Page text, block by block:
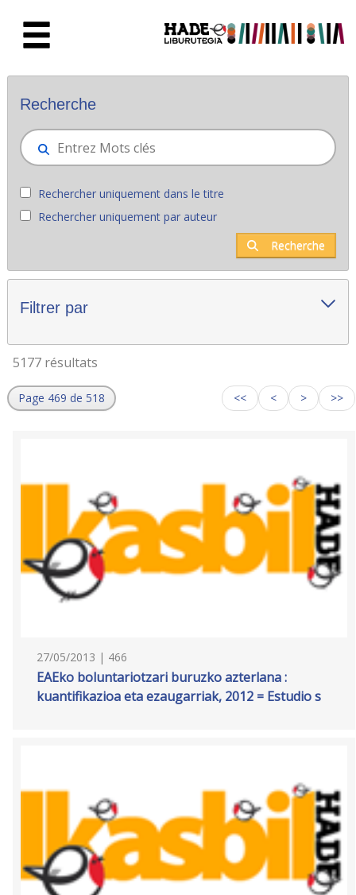
Nouveaux livres - Liburutegia
Recherche
Rechercher uniquement dans le titre
Rechercher uniquement par auteur
Recherche
Filtrer par
5177 résultats
Page 469 de 518 << < > >>
27/05/2013 | 466
EAEko boluntariotzari buruzko azterlana :
kuantifikazioa eta ezaugarriak, 2012 = Estudio s